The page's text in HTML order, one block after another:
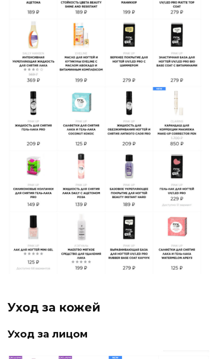
Уход за кожей
Уход за лицом